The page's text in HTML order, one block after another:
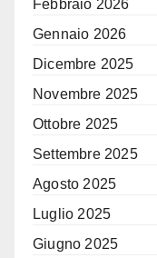
Febbraio 2026
Gennaio 2026
Dicembre 2025
Novembre 2025
Ottobre 2025
Settembre 2025
Agosto 2025
Luglio 2025
Giugno 2025